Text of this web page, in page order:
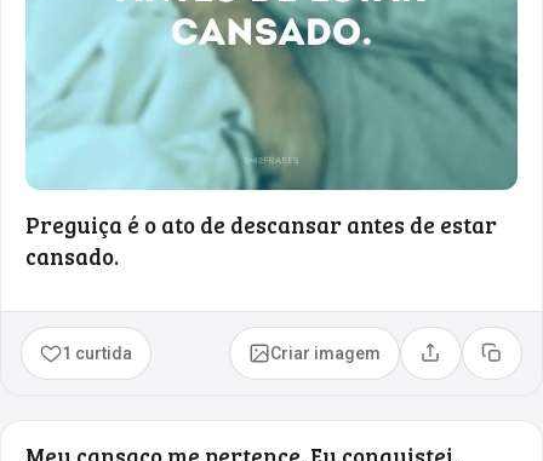
Preguiça é o ato de descansar antes de estar
cansado.
1 curtida Criar imagem Compartilhar
Copiar